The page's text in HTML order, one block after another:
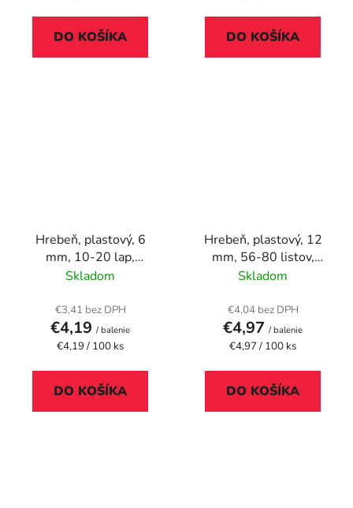
DO KOŠÍKA DO KOŠÍKA
Hrebeň, plastový, 6
mm, 10-20 lap,
FELLOWES, 100 ks,
Skladom
€3,41 bez DPH
€4,19 / balenie
Jednotková
€4,19 / 100 ks
DO KOŠÍKA
Hrebeň, plastový, 12
mm, 56-80 listov,
VICTORIA OFFICE, biely
Skladom
€4,04 bez DPH
€4,97 / balenie
Jednotková
€4,97 / 100 ks
DO KOŠÍKA